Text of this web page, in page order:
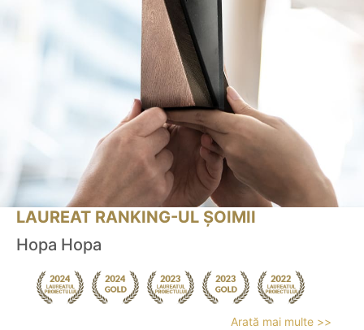
LAUREAT RANKING-UL ȘOIMII
Hopa Hopa
Arată mai multe >>